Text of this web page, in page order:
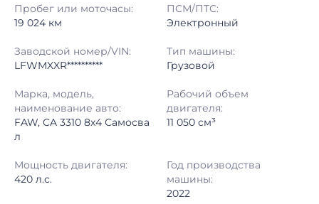
Конец торгов: 17.07.2026, 09:37 МСК
Тип аукциона: Открытые торги
Шаг торгов: 50 000 ₽
Кол-во ставок:
Регион: Архангельская Область
Пробег или моточасы:
19 024 км
ПСМ/ПТС:
Электронный
Заводской номер/VIN:
LFWMXXR**********
Тип машины:
Грузовой
Марка, модель,
наименование авто:
FAW, CA 3310 8x4 Самосва
л
Рабочий объем
двигателя:
11 050 см³
Мощность двигателя:
420 л.с.
Год производства
машины:
2022